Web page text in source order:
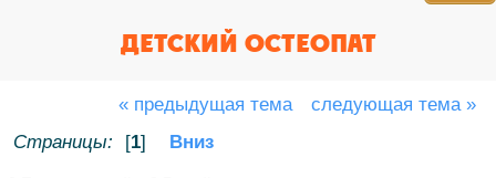
ДЕТСКИЙ ОСТЕОПАТ
« предыдущая тема
следующая тема »
Страницы:
[1] Вниз